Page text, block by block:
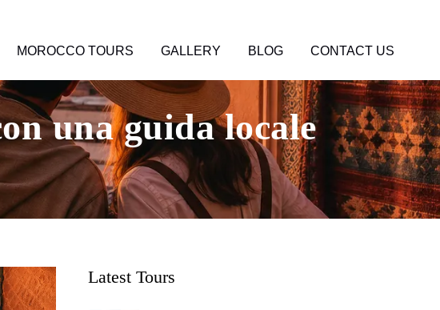
MOROCCO TOURS GALLERY BLOG CONTACT US
una guida locale
Latest Tours